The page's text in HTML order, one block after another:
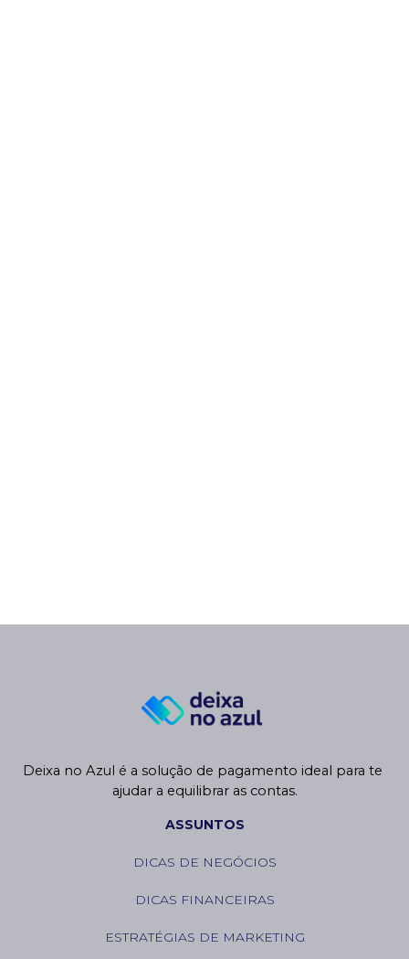
Deixa no Azul é a solução de pagamento ideal para te
ajudar a equilibrar as contas.
ASSUNTOS
DICAS DE NEGÓCIOS
DICAS FINANCEIRAS
ESTRATÉGIAS DE MARKETING